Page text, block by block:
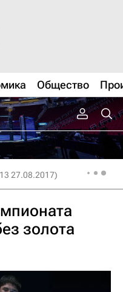
Общество
27.08.2017)
золота